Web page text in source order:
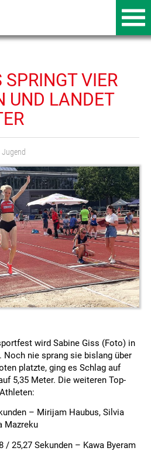
VIER
UND LANDET
Jugend
wird Sabine Giss (Foto) in
Noch nie sprang sie bislang über
platzte, ging es Schlag auf
5,35 Meter. Die weiteren Top-
– Mirijam Haubus, Silvia
Mazreku
/ 25,27 Sekunden – Kawa Byeram